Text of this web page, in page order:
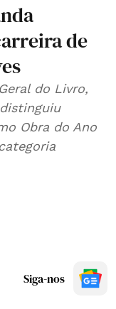
de
do Livro,
Obra do Ano
Siga-nos